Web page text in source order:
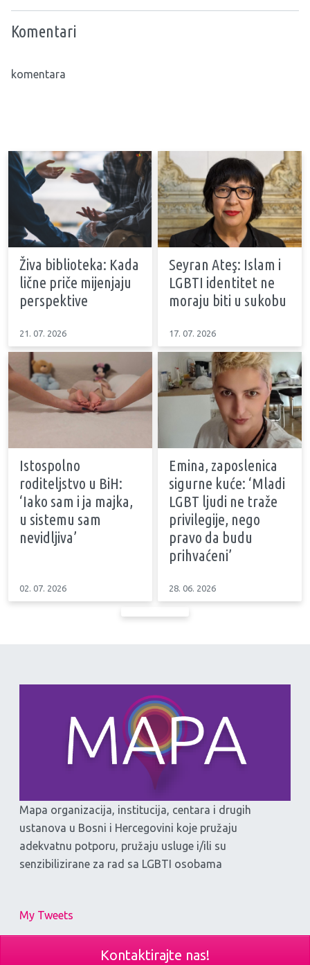
Komentari
komentara
Živa biblioteka: Kada
lične priče mijenjaju
perspektive
21. 07. 2026
Seyran Ateş: Islam i
LGBTI identitet ne
moraju biti u sukobu
17. 07. 2026
Istospolno
roditeljstvo u BiH:
‘Iako sam i ja majka,
u sistemu sam
nevidljiva’
02. 07. 2026
Emina, zaposlenica
sigurne kuće: ‘Mladi
LGBT ljudi ne traže
privilegije, nego
pravo da budu
prihvaćeni’
28. 06. 2026
Mapa organizacija, institucija, centara i drugih
ustanova u Bosni i Hercegovini koje pružaju
adekvatnu potporu, pružaju usluge i/ili su
senzibilizirane za rad sa LGBTI osobama
My Tweets
Kontaktirajte nas!